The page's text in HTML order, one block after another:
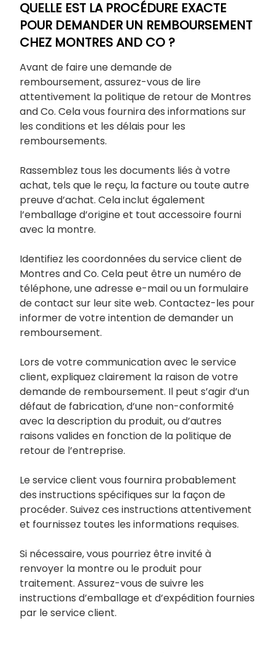
QUELLE EST LA PROCÉDURE EXACTE
POUR DEMANDER UN REMBOURSEMENT
CHEZ MONTRES AND CO ?
Avant de faire une demande de
remboursement, assurez-vous de lire
attentivement la politique de retour de Montres
and Co. Cela vous fournira des informations sur
les conditions et les délais pour les
remboursements.
Rassemblez tous les documents liés à votre
achat, tels que le reçu, la facture ou toute autre
preuve d’achat. Cela inclut également
l’emballage d’origine et tout accessoire fourni
avec la montre.
Identifiez les coordonnées du service client de
Montres and Co. Cela peut être un numéro de
téléphone, une adresse e-mail ou un formulaire
de contact sur leur site web. Contactez-les pour
informer de votre intention de demander un
remboursement.
Lors de votre communication avec le service
client, expliquez clairement la raison de votre
demande de remboursement. Il peut s’agir d’un
défaut de fabrication, d’une non-conformité
avec la description du produit, ou d’autres
raisons valides en fonction de la politique de
retour de l’entreprise.
Le service client vous fournira probablement
des instructions spécifiques sur la façon de
procéder. Suivez ces instructions attentivement
et fournissez toutes les informations requises.
Si nécessaire, vous pourriez être invité à
renvoyer la montre ou le produit pour
traitement. Assurez-vous de suivre les
instructions d’emballage et d’expédition fournies
par le service client.